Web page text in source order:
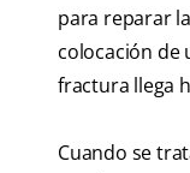
para reparar
colocación de
fractura llega
Cuando se